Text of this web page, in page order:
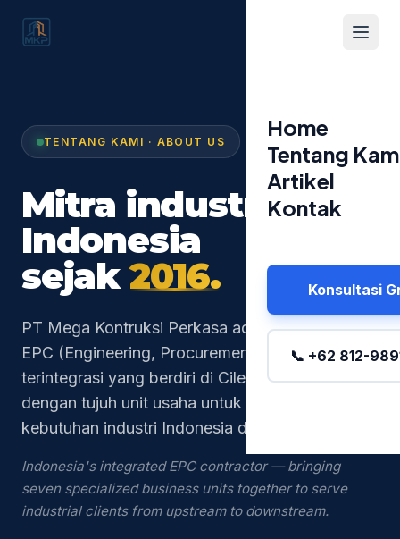
Home
Tentang
Artikel
Kontak
Konsultasi
📞 +62 812-
TENTANG KAMI · ABOUT US
Mitra industri
Indonesia
sejak2016.
PT Mega Kontruksi Perkasa adalah perusahaan
EPC (Engineering, Procurement, Construction)
terintegrasi yang berdiri di Cileungsi, Bogor,
dengan tujuh unit usaha untuk melayani
kebutuhan industri Indonesia dari hulu ke hilir.
Indonesia's integrated EPC contractor — bringing
seven specialized business units together to serve
industrial clients from upstream to downstream.